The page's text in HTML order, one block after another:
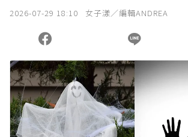
您當前剩餘 U 利點數：0點；前往
2026-07-29 18:10 女子漾／編輯ANDREA